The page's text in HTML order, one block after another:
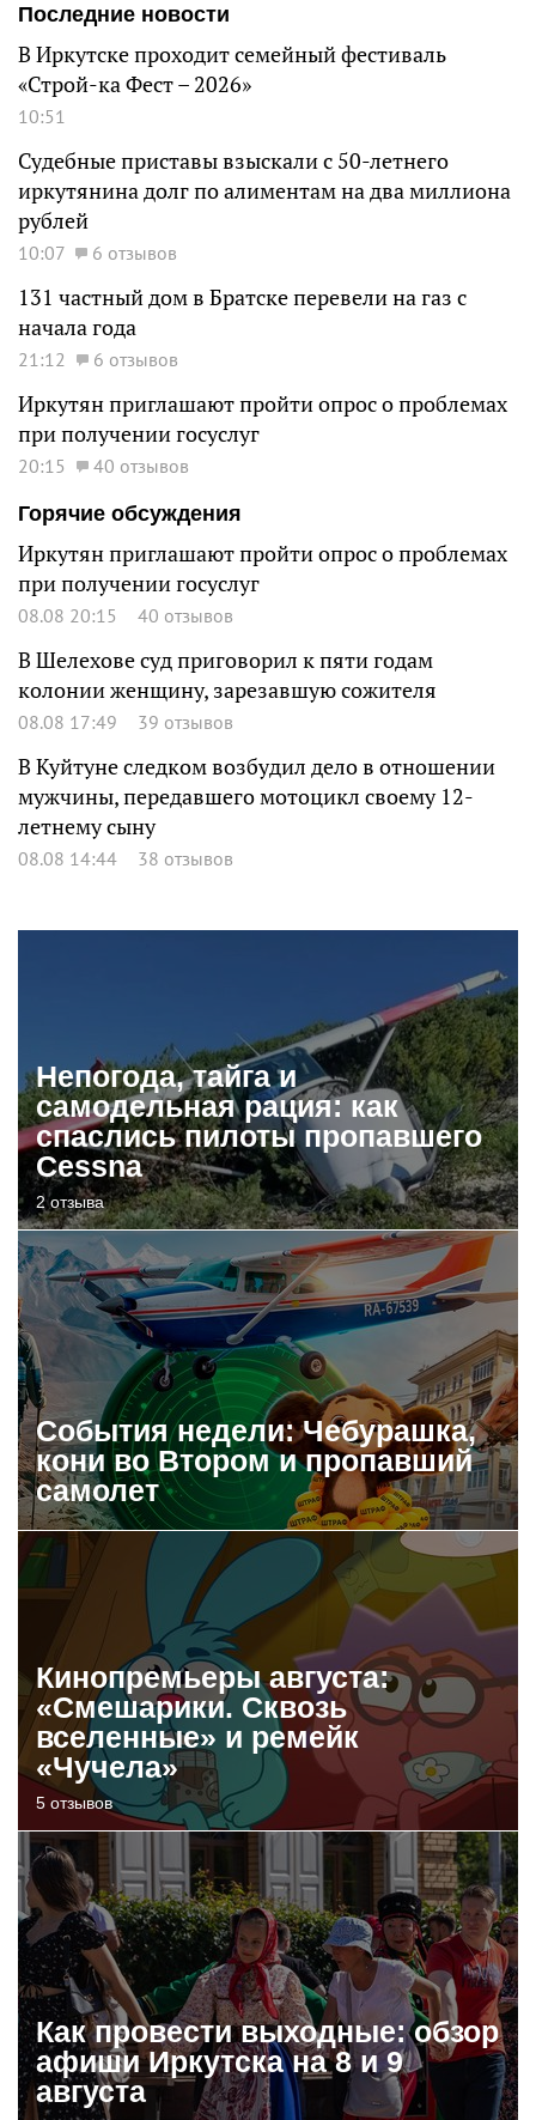
Последние новости
В Иркутске проходит семейный фестиваль
«Строй-ка Фест – 2026»
10:51
Судебные приставы взыскали с 50-летнего
иркутянина долг по алиментам на два миллиона
рублей
10:07 6 отзывов
131 частный дом в Братске перевели на газ с
начала года
21:12 6 отзывов
Иркутян приглашают пройти опрос о проблемах
при получении госуслуг
20:15
40 отзывов
Горячие обсуждения
Иркутян приглашают пройти опрос о проблемах
при получении госуслуг
08.08 20:15 40 отзывов
В Шелехове суд приговорил к пяти годам
колонии женщину, зарезавшую сожителя
08.08 17:49 39 отзывов
В Куйтуне следком возбудил дело в отношении
мужчины, передавшего мотоцикл своему 12-
летнему сыну
08.08 14:44 38 отзывов
Непогода, тайга и
самодельная рация: как
спаслись пилоты пропавшего
Cessna
2 отзыва
События недели: Чебурашка,
кони во Втором и пропавший
самолет
Кинопремьеры августа:
«Смешарики. Сквозь
вселенные» и ремейк
«Чучела»
5 отзывов
Как провести выходные: обзор
афиши Иркутска на 8 и 9
августа